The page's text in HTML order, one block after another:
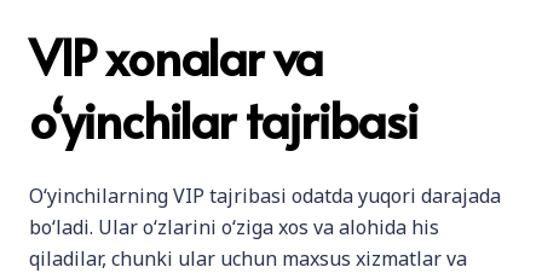
VIP xonalar va
o‘yinchilar tajribasi
O‘yinchilarning VIP tajribasi odatda yuqori darajada
bo‘ladi. Ular o‘zlarini o‘ziga xos va alohida his
qiladilar, chunki ular uchun maxsus xizmatlar va